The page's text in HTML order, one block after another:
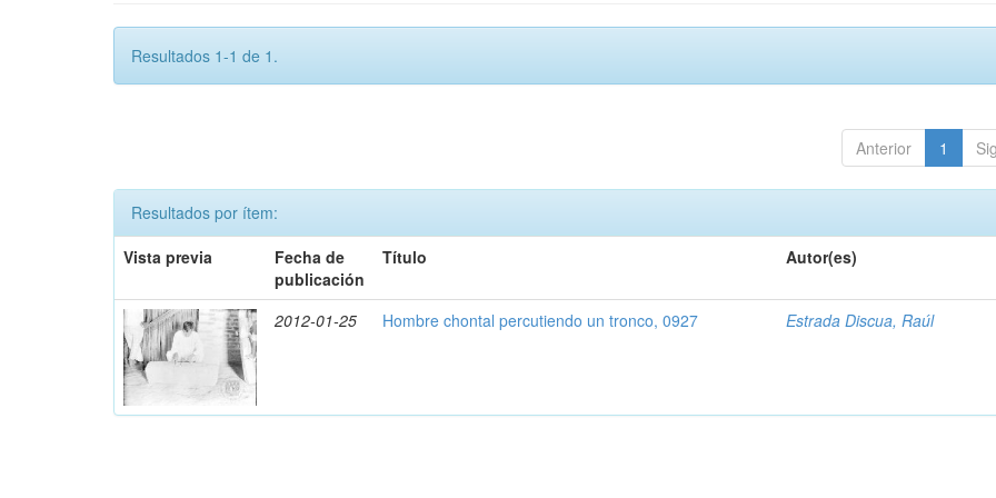
Resultados 1-1 de 1.
Anterior 1
Resultados por ítem:
Vista previa
Fecha de
publicación
Título Autor(es)
2012-01-25 Hombre chontal percutiendo un tronco, 0927 Estrada Discua, Raúl